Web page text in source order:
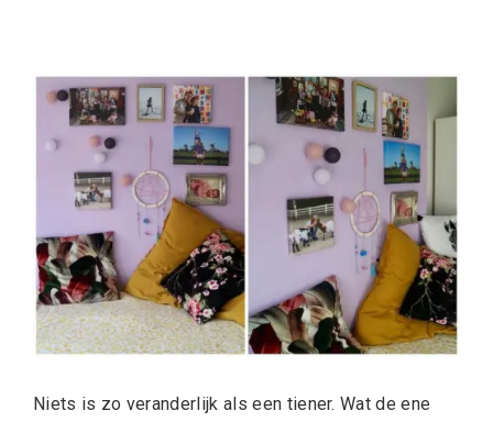
Niets is zo veranderlijk als een tiener. Wat de ene